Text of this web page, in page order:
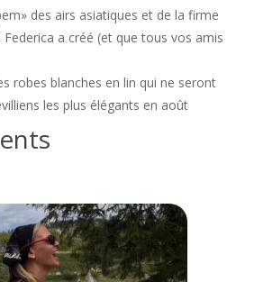
des airs asiatiques et de la firme
a créé (et que tous vos amis
robes blanches en lin qui ne seront
les plus élégants en août